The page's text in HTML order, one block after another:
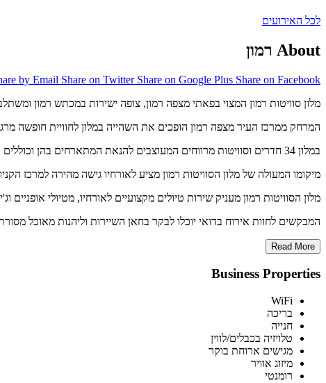
לכל האירועים
About רמון
by Email Share on Twitter Share on Google Plus Share on Facebook
מלון סוויטות רמון המצוי בפאתי מצפה רמון, צופה ישירות במכתש רמון
המרחק ממרכז העיר מצפה רמון הופכים את השהייה במלון לחוויית חופשה
במלון 34 חדרים וסוויטות מרווחים המעוצבים להנאת המתארחים בהן וכוללים כולם מטבחון, חדרי שינה מרווחים ועוד.
מיקומו המעולה של מלון הסוויטות רמון מציע לאורחיו גישה מהירה למרכז
מלון הסוויטות רמון מעניק שירות טיולים מקצועיים לאורחיו, מטיולי אופניים
המבקשים לחוות אירוח בדואי יוכלו לבקר בחאן השיירות וליהנות מאוכל
Read More
Business Properties
WiFi
בריכה
חנייה
טלויזיה בכבלים/לווין
מגישים ארוחת בוקר
מיזוג אוויר
רומנטי